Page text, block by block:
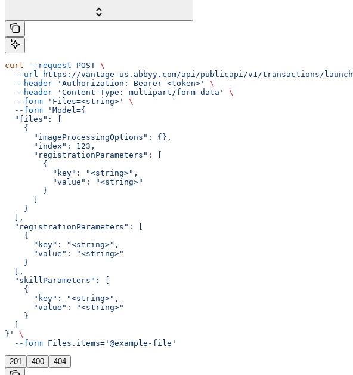
curl --request POST \
  --url
https://vantage-us.abbyy.com/api/publicapi/v1/transactions/launch
  --header
'Authorization: Bearer <token>'
\
  --header
'Content-Type: multipart/form-data'
\
  --form
'Files=<string>'
\
  --form
'Model={
  "files": [
    {
      "imageProcessingOptions": {},
      "index": 123,
      "registrationParameters": [
        {
          "key": "<string>",
          "value": "<string>"
        }
    }
  ],
  "registrationParameters": [
    {
      "key": "<string>",
      "value": "<string>"
    }
  ],
  "skillParameters": [
    {
      "key": "<string>",
      "value": "<string>"
    }
}'
\
  --form
Files.items='@example-file'
201 400 404